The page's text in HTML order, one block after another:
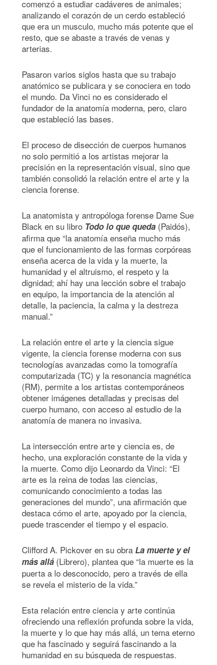
comenzó a estudiar cadáveres de animales;
analizando el corazón de un cerdo estableció
que era un musculo, mucho más potente que el
resto, que se abaste a través de venas y
arterias.
Pasaron varios siglos hasta que su trabajo
anatómico se publicara y se conociera en todo
el mundo. Da Vinci no es considerado el
fundador de la anatomía moderna, pero, claro
que estableció las bases.
El proceso de disección de cuerpos humanos
no solo permitió a los artistas mejorar la
precisión en la representación visual, sino que
también consolidó la relación entre el arte y la
ciencia forense.
La anatomista y antropóloga forense Dame Sue
Black en su libro Todo lo que queda (Paidós),
afirma que “la anatomía enseña mucho más
que el funcionamiento de las formas corpóreas
enseña acerca de la vida y la muerte, la
humanidad y el altruismo, el respeto y la
dignidad; ahí hay una lección sobre el trabajo
en equipo, la importancia de la atención al
detalle, la paciencia, la calma y la destreza
manual.”
La relación entre el arte y la ciencia sigue
vigente, la ciencia forense moderna con sus
tecnologías avanzadas como la tomografía
computarizada (TC) y la resonancia magnética
(RM), permite a los artistas contemporáneos
obtener imágenes detalladas y precisas del
cuerpo humano, con acceso al estudio de la
anatomía de manera no invasiva.
La intersección entre arte y ciencia es, de
hecho, una exploración constante de la vida y
la muerte. Como dijo Leonardo da Vinci: “El
arte es la reina de todas las ciencias,
comunicando conocimiento a todas las
generaciones del mundo”, una afirmación que
destaca cómo el arte, apoyado por la ciencia,
puede trascender el tiempo y el espacio.
Clifford A. Pickover en su obra La muerte y el
más allá (Librero), plantea que “la muerte es la
puerta a lo desconocido, pero a través de ella
se revela el misterio de la vida.”
Esta relación entre ciencia y arte continúa
ofreciendo una reflexión profunda sobre la vida,
la muerte y lo que hay más allá, un tema eterno
que ha fascinado y seguirá fascinando a la
humanidad en su búsqueda de respuestas.